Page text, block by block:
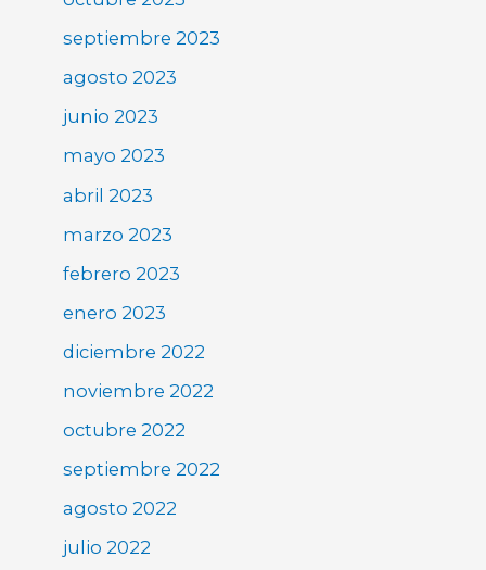
septiembre 2023
agosto 2023
junio 2023
mayo 2023
abril 2023
marzo 2023
febrero 2023
enero 2023
diciembre 2022
noviembre 2022
octubre 2022
septiembre 2022
agosto 2022
julio 2022